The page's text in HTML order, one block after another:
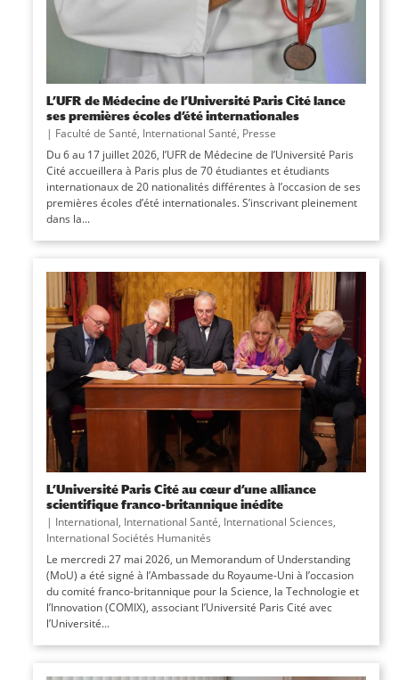
L’UFR de Médecine de l’Université Paris Cité lance
ses premières écoles d’été internationales
| Faculté de Santé, International Santé, Presse
Du 6 au 17 juillet 2026, l’UFR de Médecine de l’Université Paris
Cité accueillera à Paris plus de 70 étudiantes et étudiants
internationaux de 20 nationalités différentes à l’occasion de ses
premières écoles d’été internationales. S’inscrivant pleinement
dans la...
L’Université Paris Cité au cœur d’une alliance
scientifique franco-britannique inédite
| International, International Santé, International Sciences,
International Sociétés Humanités
Le mercredi 27 mai 2026, un Memorandum of Understanding
(MoU) a été signé à l’Ambassade du Royaume-Uni à l’occasion
du comité franco-britannique pour la Science, la Technologie et
l’Innovation (COMIX), associant l’Université Paris Cité avec
l’Université...